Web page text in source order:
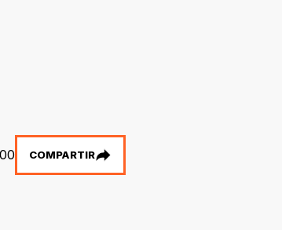
COMPARTIR